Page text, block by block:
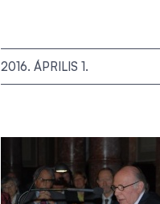
2016. ÁPRILIS 1.